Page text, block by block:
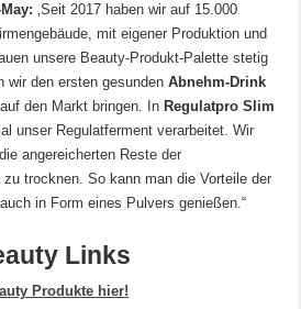
May:‚Seit 2017 haben wir auf 15.000
mit eigener Produktion und
unsere Beauty-Produkt-Palette stetig
wir den ersten gesundenAbnehm-Drink
auf den Markt bringen. In Regulatpro Slim
unser Regulatferment verarbeitet. Wir
angereicherten Reste der
trocknen. So kann man die Vorteile der
in Form eines Pulvers genießen.“
Links
Produkte hier!